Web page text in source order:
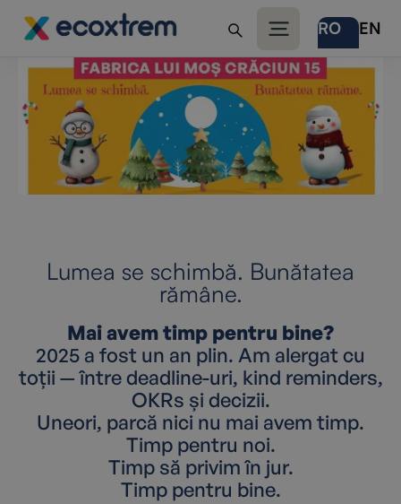
RO EN
Lumea se schimbă. Bunătatea
rămâne.
Mai avem timp pentru bine?
2025 a fost un an plin. Am alergat cu
toții — între deadline-uri, kind reminders,
OKRs și decizii.
Uneori, parcă nici nu mai avem timp.
Timp pentru noi.
Timp să privim în jur.
Timp pentru bine.